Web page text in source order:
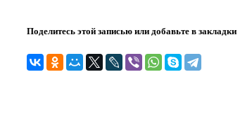
Поделитесь этой записью или добавьте в закладки